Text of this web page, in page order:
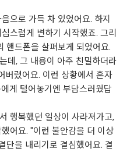
으로 가득 차 있었어요. 하지
스럽게 변하기 시작했죠. 그리
핸드폰을 살펴보게 되었어요.
데, 그 내용이 아주 친밀하더라
버렸어요. 이런 상황에서 혼자
게 털어놓기엔 부담스러웠답
행복했던 일상이 사라져가고,
어요. "이런 불안감을 더 이상
단을 내리기로 결심했어요. 결